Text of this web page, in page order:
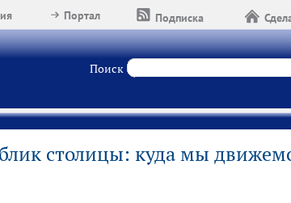
Подписка
Портал
Поиск
столицы: куда мы